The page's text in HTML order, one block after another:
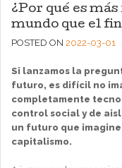
¿Por qué es
mundo que el
POSTED ON 2022-03-01
Si lanzamos la
futuro, es difícil no
completamente
control social y de
un futuro que
capitalismo.